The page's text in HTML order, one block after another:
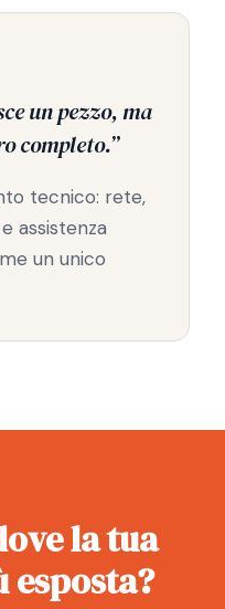
un pezzo, ma
completo.”
tecnico: rete,
assistenza
un unico
la tua
esposta?